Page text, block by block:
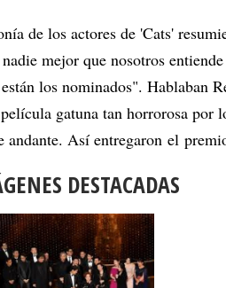
de los actores de 'Cats'
mejor que nosotros
los nominados". Hablaban
gatuna tan horrorosa por
andante. Así entregaron el
DESTACADAS